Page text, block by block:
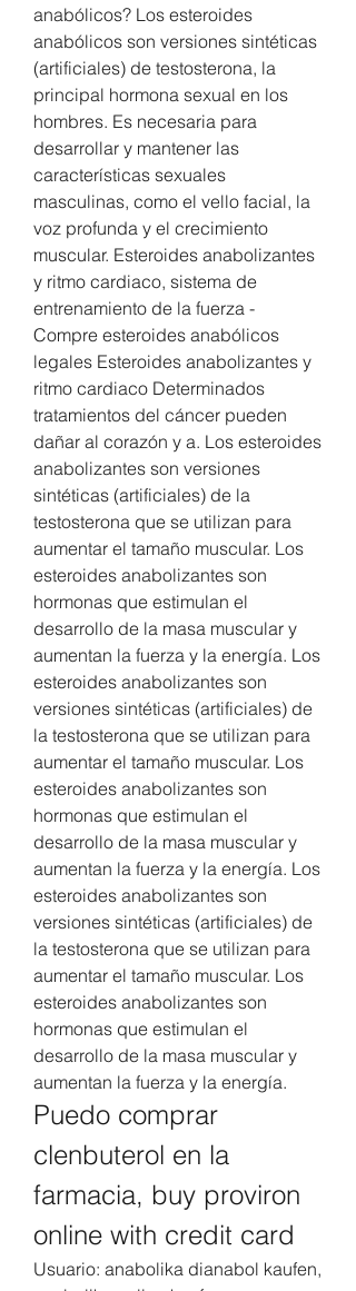
anabólicos? Los esteroides
anabólicos son versiones sintéticas
(artificiales) de testosterona, la
principal hormona sexual en los
hombres. Es necesaria para
desarrollar y mantener las
características sexuales
masculinas, como el vello facial, la
voz profunda y el crecimiento
muscular. Esteroides anabolizantes
y ritmo cardiaco, sistema de
entrenamiento de la fuerza -
Compre esteroides anabólicos
legales Esteroides anabolizantes y
ritmo cardiaco Determinados
tratamientos del cáncer pueden
dañar al corazón y a. Los esteroides
anabolizantes son versiones
sintéticas (artificiales) de la
testosterona que se utilizan para
aumentar el tamaño muscular. Los
esteroides anabolizantes son
hormonas que estimulan el
desarrollo de la masa muscular y
aumentan la fuerza y la energía. Los
esteroides anabolizantes son
versiones sintéticas (artificiales) de
la testosterona que se utilizan para
aumentar el tamaño muscular. Los
esteroides anabolizantes son
hormonas que estimulan el
desarrollo de la masa muscular y
aumentan la fuerza y la energía. Los
esteroides anabolizantes son
versiones sintéticas (artificiales) de
la testosterona que se utilizan para
aumentar el tamaño muscular. Los
esteroides anabolizantes son
hormonas que estimulan el
desarrollo de la masa muscular y
aumentan la fuerza y la energía.
Puedo comprar
clenbuterol en la
farmacia, buy proviron
online with credit card
Usuario: anabolika dianabol kaufen,